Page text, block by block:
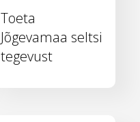
Toeta
Jõgevamaa seltsi
tegevust